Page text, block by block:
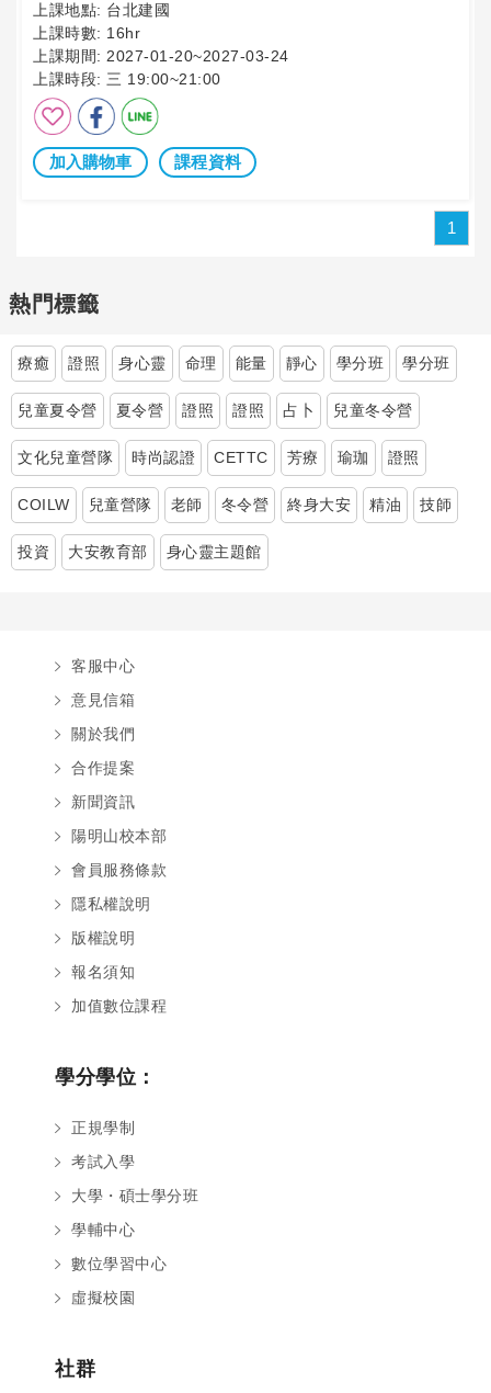
上課地點: 台北建國
上課時數: 16hr
上課期間: 2027-01-20~2027-03-24
上課時段: 三 19:00~21:00
加入購物車 課程資料
1
熱門標籤
療癒 證照 身心靈 命理 能量 靜心 學分班 學分班
兒童夏令營 夏令營 證照 證照 占卜 兒童冬令營
文化兒童營隊 時尚認證 CETTC 芳療 瑜珈 證照
COILW 兒童營隊 老師 冬令營 終身大安 精油 技師
投資 大安教育部 身心靈主題館
客服中心
意見信箱
關於我們
合作提案
新聞資訊
陽明山校本部
會員服務條款
隱私權說明
版權說明
報名須知
加值數位課程
學分學位：
正規學制
考試入學
大學・碩士學分班
學輔中心
數位學習中心
虛擬校園
社群